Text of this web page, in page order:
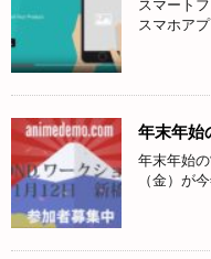
スマート
スマホア
年末年始
年末年始
（金）が